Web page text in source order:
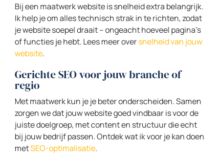
Bij een maatwerk website is snelheid extra belangrijk.
Ik help je om alles technisch strak in te richten, zodat
je website soepel draait – ongeacht hoeveel pagina’s
of functies je hebt. Lees meer oversnelheid van jouw
website.
Gerichte SEO voor jouw branche of
regio
Met maatwerk kun je je beter onderscheiden. Samen
zorgen we dat jouw website goed vindbaar is voor de
juiste doelgroep, met content en structuur die echt
bij jouw bedrijf passen. Ontdek wat ik voor je kan doen
metSEO-optimalisatie.